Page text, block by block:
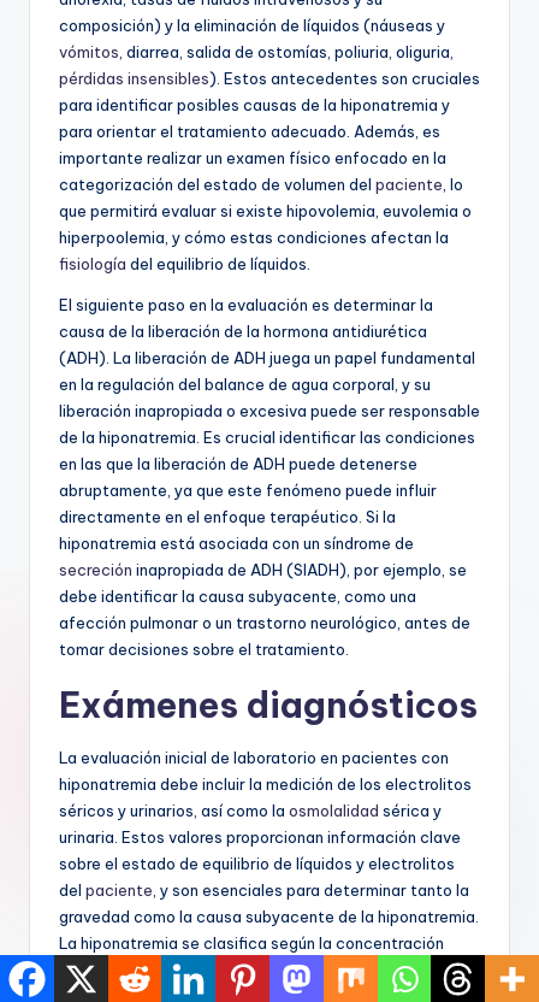
composición) y la eliminación de líquidos (náuseas y
vómitos , diarrea, salida de ostomías, poliuria, oliguria,
pérdidas insensibles). Estos antecedentes son cruciales
para identificar posibles causas de la hiponatremia y
para orientar el tratamiento adecuado. Además, es
importante realizar un examen físico enfocado en la
categorización del estado de volumen del paciente , lo
que permitirá evaluar si existe hipovolemia, euvolemia o
hiperpoolemia, y cómo estas condiciones afectan la
fisiología del equilibrio de líquidos.
El siguiente paso en la evaluación es determinar la
causa de la liberación de la hormona antidiurética
(ADH). La liberación de ADH juega un papel fundamental
en la regulación del balance de agua corporal, y su
liberación inapropiada o excesiva puede ser responsable
de la hiponatremia. Es crucial identificar las condiciones
en las que la liberación de ADH puede detenerse
abruptamente, ya que este fenómeno puede influir
directamente en el enfoque terapéutico. Si la
hiponatremia está asociada con un síndrome de
secreción inapropiada de ADH (SIADH), por ejemplo, se
debe identificar la causa subyacente, como una
afección pulmonar o un trastorno neurológico, antes de
tomar decisiones sobre el tratamiento.
Exámenes diagnósticos
La evaluación inicial de laboratorio en pacientes con
hiponatremia debe incluir la medición de los electrolitos
séricos y urinarios, así como la osmolalidad sérica y
urinaria. Estos valores proporcionan información clave
sobre el estado de equilibrio de líquidos y electrolitos
del paciente , y son esenciales para determinar tanto la
gravedad como la causa subyacente de la hiponatremia.
La hiponatremia se clasifica según la concentración
sérica de sodio, que puede ser leve (130–134 mEq/L),
moderada (125–129 mEq/L) o grave (menos de 125